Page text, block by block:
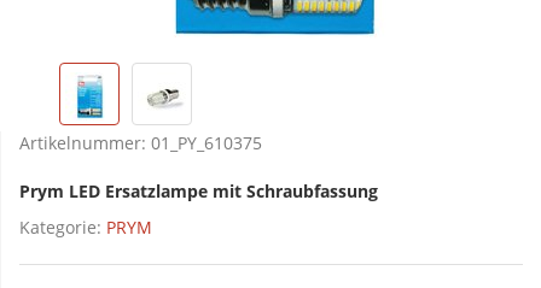
Artikelnummer: 01_PY_610375
Prym LED Ersatzlampe mit Schraubfassung
Kategorie: PRYM